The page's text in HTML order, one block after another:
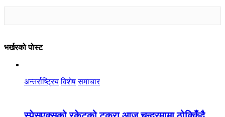
भर्खरको पोस्ट
अन्तर्राष्ट्रिय विशेष समाचार